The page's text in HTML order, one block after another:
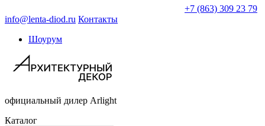
+7 (863) 309 23 79
info@lenta-diod.ru Контакты
Шоурум
официальный дилер Arlight
Каталог